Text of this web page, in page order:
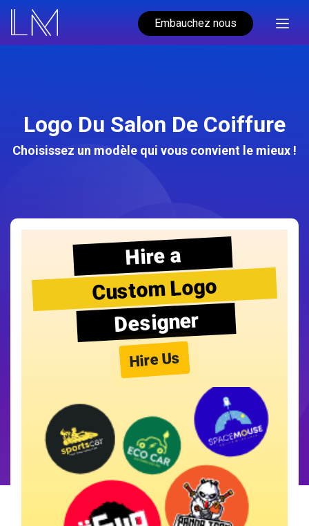
Embauchez nous
Logo Du Salon De Coiffure
Choisissez un modèle qui vous convient le mieux !
Hire a
Custom Logo
Designer
Hire Us